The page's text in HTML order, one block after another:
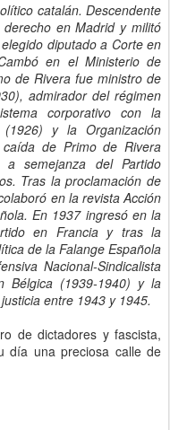
catalán. Descendente
en Madrid y militó
diputado a Corte en
en el Ministerio de
de Rivera fue ministro de
admirador del régimen
corporativo con la
y la Organización
de Primo de Rivera
semejanza del Partido
Tras la proclamación de
en la revista Acción
En 1937 ingresó en la
en Francia y tras la
de la Falange Española
Nacional-Sindicalista
Bélgica (1939-1940) y la
entre 1943 y 1945.
de dictadores y fascista,
día una preciosa calle de